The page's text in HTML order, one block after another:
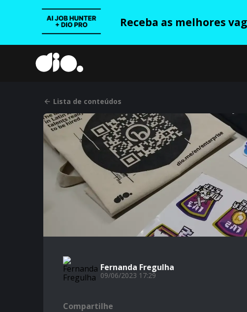
Receba as melhores
Lista de conteúdos
Fernanda Fregulha
09/06/2023 17:29
Compartilhe